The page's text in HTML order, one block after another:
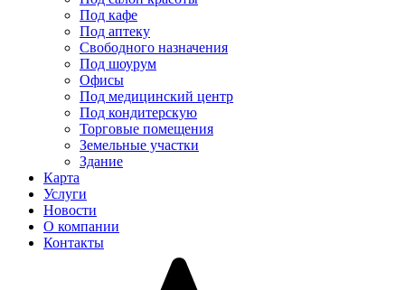
Под кафе
Под аптеку
Свободного назначения
Под шоурум
Офисы
Под медицинский центр
Под кондитерскую
Торговые помещения
Земельные участки
Здание
Карта
Услуги
Новости
О компании
Контакты